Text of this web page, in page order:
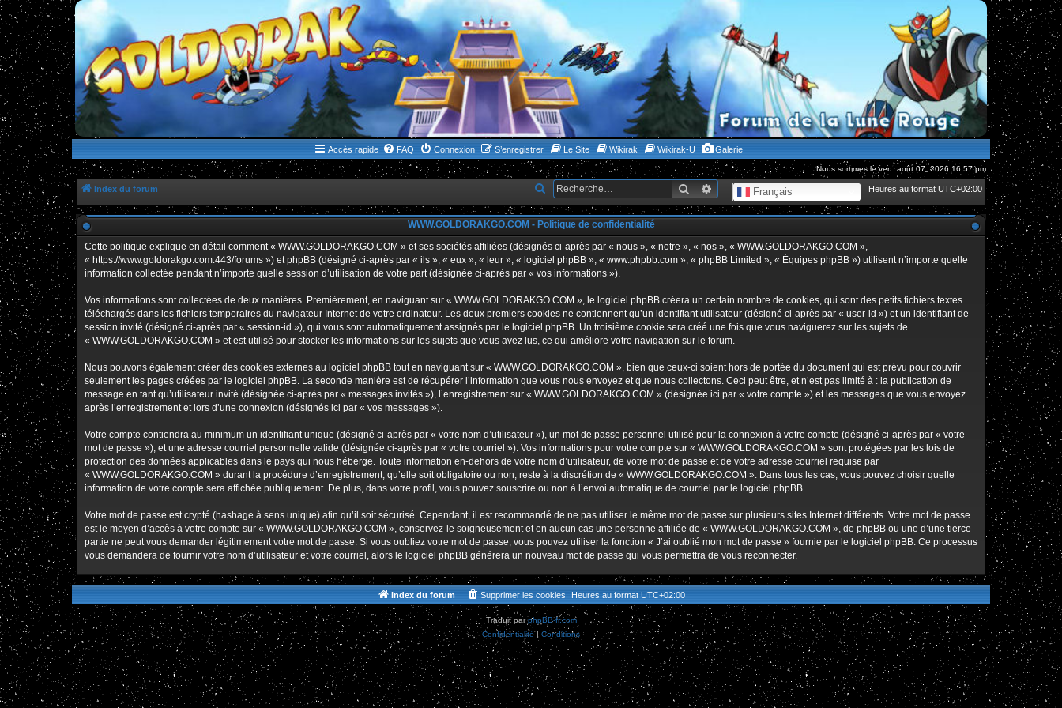
WWW.GOLDORAKGO.COM
le site de la Lune Rouge
Accès rapide FAQ Connexion S’enregistrer Le Site Wikirak Wikirak-U Galerie
Nous sommes le ven. août 07, 2026 16:57 pm
Index du forum Heures au format UTC+02:00
Français
RechercherRecherche avancée
e
c
h
e
c
e
WWW.GOLDORAKGO.COM - Politique de confidentialité
Cette politique explique en détail comment « WWW.GOLDORAKGO.COM » et ses sociétés affiliées (désignés ci-après par « nous », « notre », « nos », « WWW.GOLDORAKGO.COM »,
« https://www.goldorakgo.com:443/forums ») et phpBB (désigné ci-après par « ils », « eux », « leur », « logiciel phpBB », « www.phpbb.com », « phpBB Limited », « Équipes phpBB ») utilisent n’importe quelle
information collectée pendant n’importe quelle session d’utilisation de votre part (désignée ci-après par « vos informations »).
Vos informations sont collectées de deux manières. Premièrement, en naviguant sur « WWW.GOLDORAKGO.COM », le logiciel phpBB créera un certain nombre de cookies, qui sont des petits fichiers textes
téléchargés dans les fichiers temporaires du navigateur Internet de votre ordinateur. Les deux premiers cookies ne contiennent qu’un identifiant utilisateur (désigné ci-après par « user-id ») et un identifiant de
session invité (désigné ci-après par « session-id »), qui vous sont automatiquement assignés par le logiciel phpBB. Un troisième cookie sera créé une fois que vous naviguerez sur les sujets de
« WWW.GOLDORAKGO.COM » et est utilisé pour stocker les informations sur les sujets que vous avez lus, ce qui améliore votre navigation sur le forum.
Nous pouvons également créer des cookies externes au logiciel phpBB tout en naviguant sur « WWW.GOLDORAKGO.COM », bien que ceux-ci soient hors de portée du document qui est prévu pour couvrir
seulement les pages créées par le logiciel phpBB. La seconde manière est de récupérer l’information que vous nous envoyez et que nous collectons. Ceci peut être, et n’est pas limité à : la publication de
message en tant qu’utilisateur invité (désignée ci-après par « messages invités »), l’enregistrement sur « WWW.GOLDORAKGO.COM » (désignée ici par « votre compte ») et les messages que vous envoyez
après l’enregistrement et lors d’une connexion (désignés ici par « vos messages »).
Votre compte contiendra au minimum un identifiant unique (désigné ci-après par « votre nom d’utilisateur »), un mot de passe personnel utilisé pour la connexion à votre compte (désigné ci-après par « votre
mot de passe »), et une adresse courriel personnelle valide (désignée ci-après par « votre courriel »). Vos informations pour votre compte sur « WWW.GOLDORAKGO.COM » sont protégées par les lois de
protection des données applicables dans le pays qui nous héberge. Toute information en-dehors de votre nom d’utilisateur, de votre mot de passe et de votre adresse courriel requise par
« WWW.GOLDORAKGO.COM » durant la procédure d’enregistrement, qu’elle soit obligatoire ou non, reste à la discrétion de « WWW.GOLDORAKGO.COM ». Dans tous les cas, vous pouvez choisir quelle
information de votre compte sera affichée publiquement. De plus, dans votre profil, vous pouvez souscrire ou non à l’envoi automatique de courriel par le logiciel phpBB.
Votre mot de passe est crypté (hashage à sens unique) afin qu’il soit sécurisé. Cependant, il est recommandé de ne pas utiliser le même mot de passe sur plusieurs sites Internet différents. Votre mot de passe
est le moyen d’accès à votre compte sur « WWW.GOLDORAKGO.COM », conservez-le soigneusement et en aucun cas une personne affiliée de « WWW.GOLDORAKGO.COM », de phpBB ou une d’une tierce
partie ne peut vous demander légitimement votre mot de passe. Si vous oubliez votre mot de passe, vous pouvez utiliser la fonction « J’ai oublié mon mot de passe » fournie par le logiciel phpBB. Ce processus
vous demandera de fournir votre nom d’utilisateur et votre courriel, alors le logiciel phpBB générera un nouveau mot de passe qui vous permettra de vous reconnecter.
Index du forum Heures au format UTC+02:00
Supprimer les cookies
Traduit parphpBB-fr.com
Confidentialité|Conditions